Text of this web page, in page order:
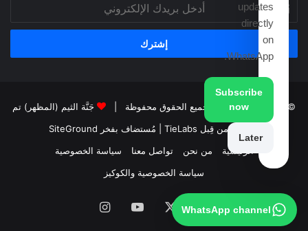
بريدك
الإلكتروني
© حقوق النشر 2026، جميع الحقوق محفوظة |
جَنَّة الثيم (المظهر) تم
تصميمه من قِبل TieLabs
| مُستضاف بفخر SiteGround
الرئيسية
من نحن تواصل معنا
سياسة الخصوصية
سياسة الخصوصية والكوكيز
فيسبوك ‫YouTubeانستقرام WhatsApp channel
updates
directly
on
WhatsApp.
Subscribe
now
Later